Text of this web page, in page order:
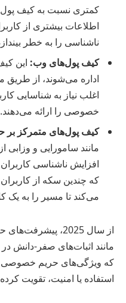
کمتری نسبت به کیف
اطلاعات بیشتری از
ناشناسی را به خطر
کیف پول‌های وب: این
اداره می‌شوند، از
اغلب نیاز به شناسایی
خصوصی را ارائه می‌دهند.
کیف پول‌های متمرکز
مانند سامورایی و وزابی
که چندین سکه از
می‌کند تا مسیر را به یک
از سال 2025،
مانند اثبات‌های صفر-دانش
که ویژگی‌های حریم خصوصی
استفاده یا امنیت، تقویت